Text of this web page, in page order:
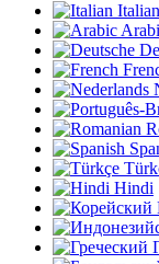
Italian
Hindi